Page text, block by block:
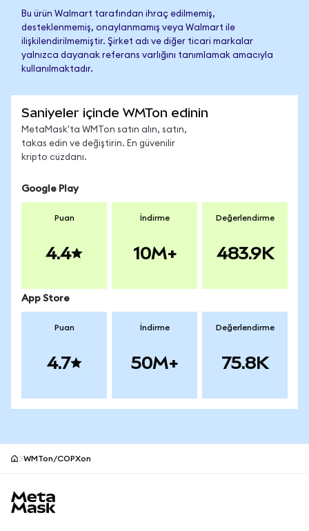
Bu ürün Walmart tarafından ihraç edilmemiş,
desteklenmemiş, onaylanmamış veya Walmart ile
ilişkilendirilmemiştir. Şirket adı ve diğer ticari markalar
yalnızca dayanak referans varlığını tanımlamak amacıyla
kullanılmaktadır.
Saniyeler içinde WMTon edinin
MetaMask'ta WMTon satın alın, satın,
takas edin ve değiştirin. En güvenilir
kripto cüzdanı.
Google Play
Puan
4.4
İndirme
10M+
Değerlendirme
483.9K
App Store
Puan
4.7
İndirme
50M+
Değerlendirme
75.8K
WMTon/COPXon